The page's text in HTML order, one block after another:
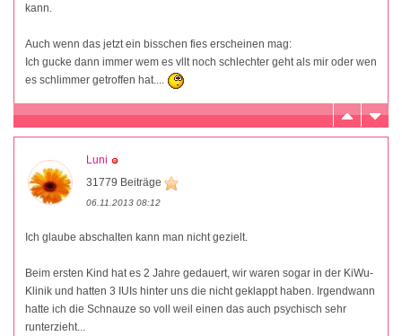
kann.
Auch wenn das jetzt ein bisschen fies erscheinen mag:
Ich gucke dann immer wem es vllt noch schlechter geht als mir oder wen
es schlimmer getroffen hat....
Luni
31779 Beiträge
06.11.2013 08:12
Ich glaube abschalten kann man nicht gezielt.
Beim ersten Kind hat es 2 Jahre gedauert, wir waren sogar in der KiWu-
Klinik und hatten 3 IUIs hinter uns die nicht geklappt haben. Irgendwann
hatte ich die Schnauze so voll weil einen das auch psychisch sehr
runterzieht...